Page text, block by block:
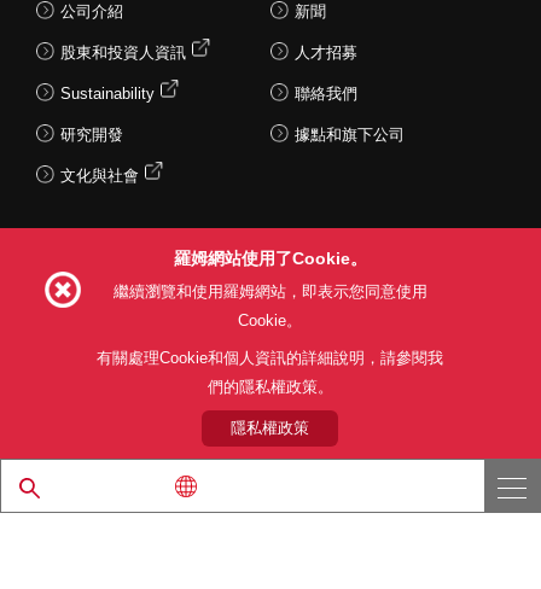
公司介紹
股東和投資人資訊
Sustainability
研究開發
文化與社會
新聞
人才招募
聯絡我們
據點和旗下公司
利用目的 隱私權政策
關於本公司產品銷售之標準條款(PDF)
© 1997 - 2026 ROHM CO., LTD. ALL RIGHTS RESERVED.
羅姆網站使用了Cookie。
繼續瀏覽和使用羅姆網站，即表示您同意使用
Cookie。
有關處理Cookie和個人資訊的詳細說明，請參閱我
們的隱私權政策。
隱私權政策